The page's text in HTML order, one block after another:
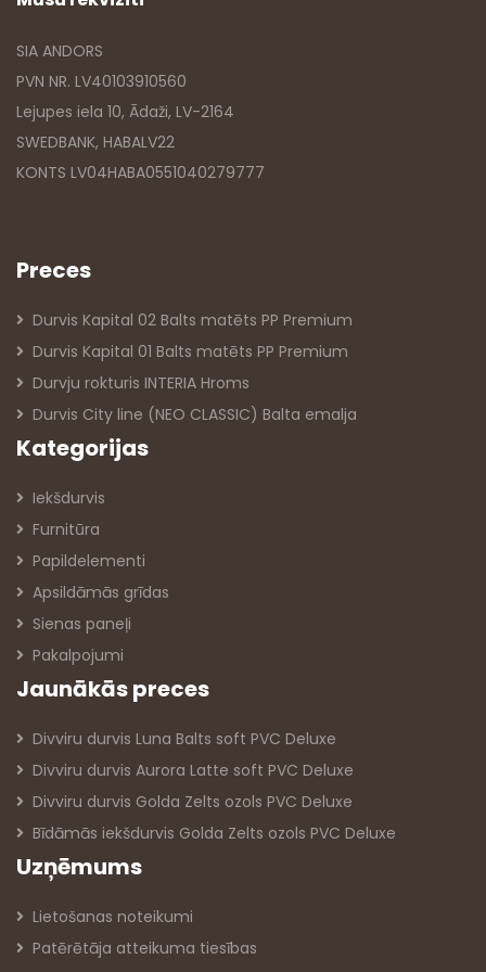
SIA ANDORS
PVN NR. LV40103910560
Lejupes iela 10, Ādaži, LV-2164
SWEDBANK, HABALV22
KONTS LV04HABA0551040279777
Preces
Durvis Kapital 02 Balts matēts PP Premium
Durvis Kapital 01 Balts matēts PP Premium
Durvju rokturis INTERIA Hroms
Durvis City line (NEO CLASSIC) Balta emalja
Kategorijas
Iekšdurvis
Furnitūra
Papildelementi
Apsildāmās grīdas
Sienas paneļi
Pakalpojumi
Jaunākās preces
Divviru durvis Luna Balts soft PVC Deluxe
Divviru durvis Aurora Latte soft PVC Deluxe
Divviru durvis Golda Zelts ozols PVC Deluxe
Bīdāmās iekšdurvis Golda Zelts ozols PVC Deluxe
Uzņēmums
Lietošanas noteikumi
Patērētāja atteikuma tiesības